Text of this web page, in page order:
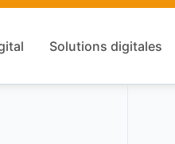
Solutions digitales